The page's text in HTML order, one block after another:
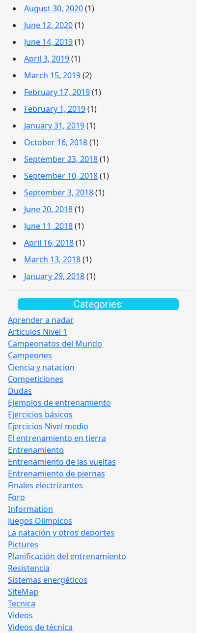
August 30, 2020(1)
June 12, 2020(1)
June 14, 2019(1)
April 3, 2019(1)
March 15, 2019(2)
February 17, 2019(1)
February 1, 2019(1)
January 31, 2019(1)
October 16, 2018(1)
September 23, 2018(1)
September 10, 2018(1)
September 3, 2018(1)
June 20, 2018(1)
June 11, 2018(1)
April 16, 2018(1)
March 13, 2018(1)
January 29, 2018(1)
Categories:
Aprender a nadar
Articulos Nivel 1
Campeonatos del Mundo
Campeones
Ciencia y natacion
Competiciones
Dudas
Ejemplos de entrenamiento
Ejercicios básicos
Ejercicios Nivel medio
El entrenamiento en tierra
Entrenamiento
Entrenamiento de las vueltas
Entrenamiento de piernas
Finales electrizantes
Foro
Information
Juegos Olimpicos
La natación y otros deportes
Pictures
Planificación del entrenamiento
Resistencia
Sistemas energéticos
SiteMap
Tecnica
Videos
Videos de técnica